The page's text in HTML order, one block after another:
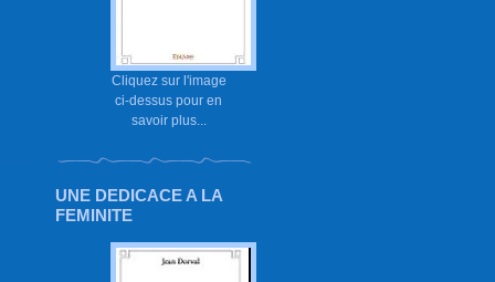
Cliquez sur l'image
ci-dessus pour en
savoir plus...
UNE DEDICACE A LA
FEMINITE